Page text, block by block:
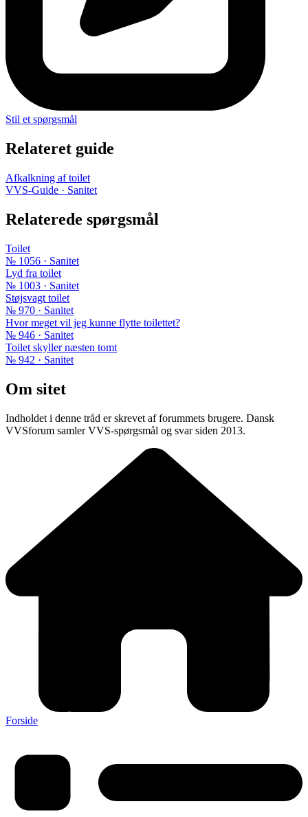
Stil et spørgsmål
Relateret guide
Afkalkning af toilet
VVS-Guide · Sanitet
Relaterede spørgsmål
Toilet
№ 1056 · Sanitet
Lyd fra toilet
№ 1003 · Sanitet
Støjsvagt toilet
№ 970 · Sanitet
Hvor meget vil jeg kunne flytte toilettet?
№ 946 · Sanitet
Toilet skyller næsten tomt
№ 942 · Sanitet
Om sitet
Indholdet i denne tråd er skrevet af forummets brugere. Dansk
VVSforum samler VVS-spørgsmål og svar siden 2013.
Forside